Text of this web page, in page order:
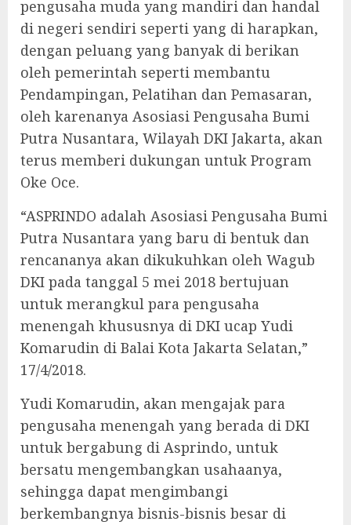
pengusaha muda yang mandiri dan handal
di negeri sendiri seperti yang di harapkan,
dengan peluang yang banyak di berikan
oleh pemerintah seperti membantu
Pendampingan, Pelatihan dan Pemasaran,
oleh karenanya Asosiasi Pengusaha Bumi
Putra Nusantara, Wilayah DKI Jakarta, akan
terus memberi dukungan untuk Program
Oke Oce.
“ASPRINDO adalah Asosiasi Pengusaha Bumi
Putra Nusantara yang baru di bentuk dan
rencananya akan dikukuhkan oleh Wagub
DKI pada tanggal 5 mei 2018 bertujuan
untuk merangkul para pengusaha
menengah khususnya di DKI ucap Yudi
Komarudin di Balai Kota Jakarta Selatan,”
17/4/2018.
Yudi Komarudin, akan mengajak para
pengusaha menengah yang berada di DKI
untuk bergabung di Asprindo, untuk
bersatu mengembangkan usahaanya,
sehingga dapat mengimbangi
berkembangnya bisnis-bisnis besar di